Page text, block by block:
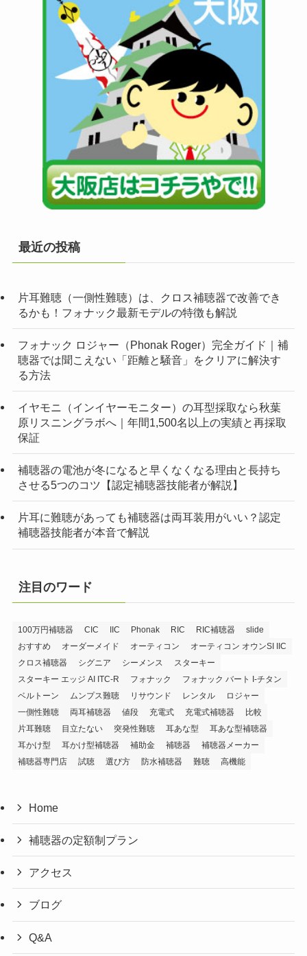
最近の投稿
片耳難聴（一側性難聴）は、クロス補聴器で改善でき
るかも！フォナック最新モデルの特徴も解説
フォナック ロジャー（Phonak Roger）完全ガイド｜補
聴器では聞こえない「距離と騒音」をクリアに解決す
る方法
イヤモニ（インイヤーモニター）の耳型採取なら秋葉
原リスニングラボへ｜年間1,500名以上の実績と再採取
保証
補聴器の電池が冬になると早くなくなる理由と長持ち
させる5つのコツ【認定補聴器技能者が解説】
片耳に難聴があっても補聴器は両耳装用がいい？認定
補聴器技能者が本音で解説
注目のワード
100万円補聴器 CIC IIC Phonak RIC RIC補聴器
slide
おすすめ
オーダーメイド オーティコン
オーティコン オウンSI IIC
クロス補聴器
シグニア シーメンス
スターキー
スターキー エッジ AI ITC-R
フォナック
フォナック バート I-チタン
ベルトーン
ムンプス難聴 リサウンド レンタル
ロジャー
一側性難聴
両耳補聴器 値段 充電式 充電式補聴器
比較
片耳難聴
目立たない 突発性難聴 耳あな型
耳あな型補聴器
耳かけ型
耳かけ型補聴器 補助金 補聴器
補聴器メーカー
補聴器専門店
試聴 選び方 防水補聴器 難聴 高機能
Home
補聴器の定額制プラン
アクセス
ブログ
Q&A